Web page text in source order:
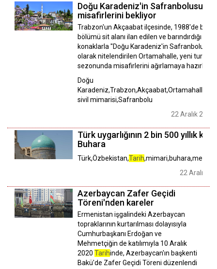
Doğu Karadeniz'in Safranbolusu
misafirlerini bekliyor
Trabzon'un Akçaabat ilçesinde, 1988'de
bölümü sit alanı ilan edilen ve barındırdığı
konaklarla "Doğu Karadeniz'in Safranbolusu"
olarak nitelendirilen Ortamahalle, yeni turizm
sezonunda misafirlerini ağırlamaya
Doğu
sivil mimarisi,Safranbolu
22 Aralık 2020
Türk uygarlığının 2 bin 500 yıllık
Buhara
Türk,Özbekistan,Tarih
22 Aralık
Azerbaycan Zafer Geçidi
Töreni'nden kareler
Ermenistan işgalindeki Azerbaycan
topraklarının kurtarılması dolayısıyla
Cumhurbaşkanı Erdoğan ve
Mehmetçiğin de katılımıyla 10 Aralık
2020 Tarihinde, Azerbaycan'ın başkenti
Bakü'de Zafer Geçidi Töreni düzenlendi